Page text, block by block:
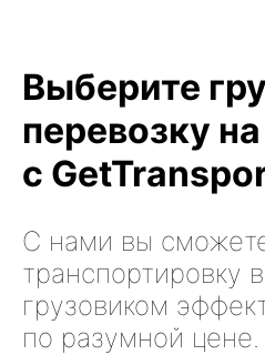
Выберите
перевозку
с
С нами вы
транспортировку
грузовиком
по разумной цене.